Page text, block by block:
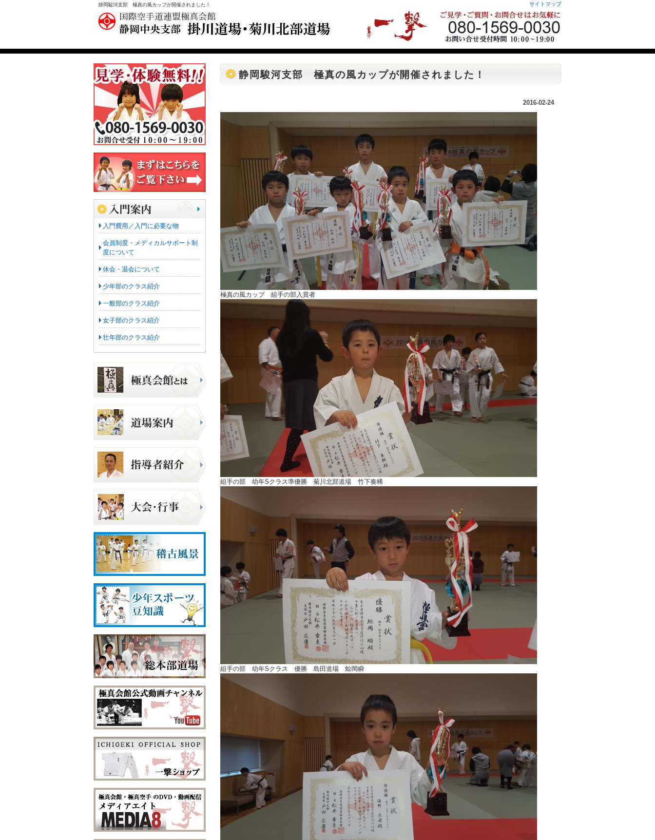
静岡駿河支部 極真の風カップが開催されました！ サイトマップ
静岡駿河支部 極真の風カップが開催されました！
2016-02-24
極真の風カップ 組手の部入賞者
組手の部 幼年Sクラス準優勝 菊川北部道場 竹下奏稀
組手の部 幼年Sクラス 優勝 島田道場 鯨岡瞬
入門費用／入門に必要な物
会員制度・メディカルサポート制
度について
休会・退会について
少年部のクラス紹介
一般部のクラス紹介
女子部のクラス紹介
壮年部のクラス紹介